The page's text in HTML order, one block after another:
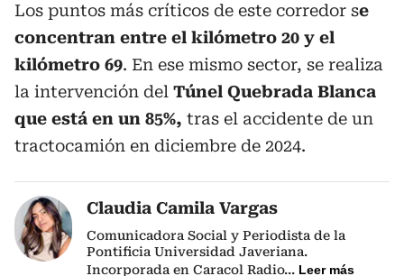
Los puntos más críticos de este corredor se
concentran entre el kilómetro 20 y el
kilómetro 69. En ese mismo sector, se realiza
la intervención del Túnel Quebrada Blanca
que está en un 85%, tras el accidente de un
tractocamión en diciembre de 2024.
Claudia Camila Vargas
Comunicadora Social y Periodista de la
Pontificia Universidad Javeriana.
Incorporada en Caracol Radio... Leer más